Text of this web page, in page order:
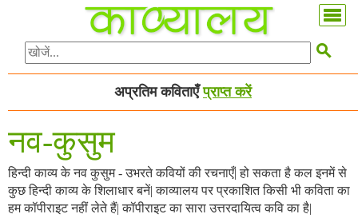

अप्रतिम कविताएँप्राप्त करें
नव-कुसुम
हिन्दी काव्य के नव कुसुम - उभरते कवियों की रचनाएँ| हो सकता है कल इनमें से
कुछ हिन्दी काव्य के शिलाधार बनें| काव्यालय पर प्रकाशित किसी भी कविता का
हम कॉपीराइट नहीं लेते हैं| कॉपीराइट का सारा उत्तरदायित्व कवि का है|